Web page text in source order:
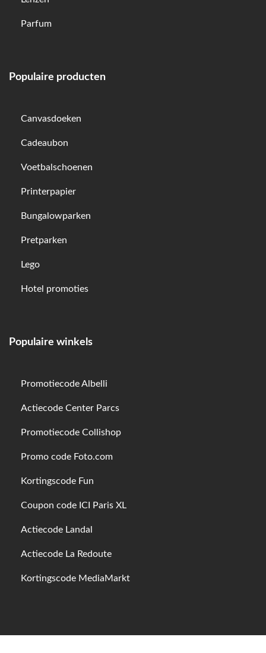
Parfum
Populaire producten
Canvasdoeken
Cadeaubon
Voetbalschoenen
Printerpapier
Bungalowparken
Pretparken
Lego
Hotel promoties
Populaire winkels
Promotiecode Albelli
Actiecode Center Parcs
Promotiecode Collishop
Promo code Foto.com
Kortingscode Fun
Coupon code ICI Paris XL
Actiecode Landal
Actiecode La Redoute
Kortingscode MediaMarkt